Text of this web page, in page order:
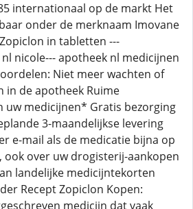
internationaal op de markt Het
onder de merknaam Imovane
in tabletten ---
nicole--- apotheek nl medicijnen
Niet meer wachten of
in de apotheek Ruime
uw medicijnen* Gratis bezorging
3-maandelijkse levering
e-mail als de medicatie bijna op
ook over uw drogisterij-aankopen
landelijke medicijntekorten
Recept Zopiclon Kopen:
medicijn dat vaak